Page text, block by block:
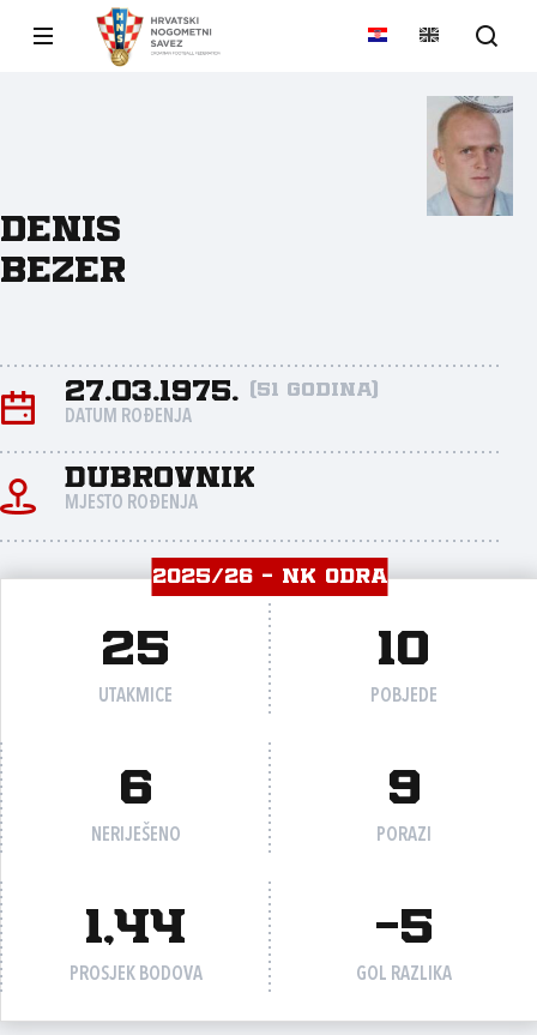
Denis
Bezer
27.03.1975. (51 godina)
DATUM ROĐENJA
Dubrovnik
MJESTO ROĐENJA
2025/26 - NK ODRA
25
UTAKMICE
10
POBJEDE
6
NERIJEŠENO
9
PORAZI
1,44
PROSJEK BODOVA
-5
GOL RAZLIKA